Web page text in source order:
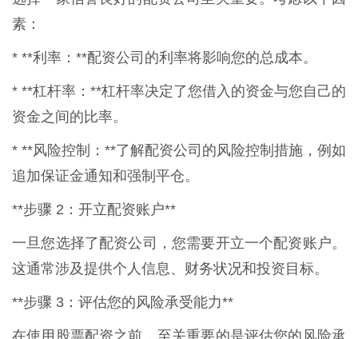
素：
* **利率：**配资公司的利率将影响您的总成本。
* **杠杆率：**杠杆率决定了您借入的资金与您自己的
资金之间的比率。
* **风险控制：**了解配资公司的风险控制措施，例如
追加保证金通知和强制平仓。
**步骤 2：开立配资账户**
一旦您选择了配资公司，您需要开立一个配资账户。
这通常涉及提供个人信息、财务状况和投资目标。
**步骤 3：评估您的风险承受能力**
在使用股票配资之前，至关重要的是评估您的风险承